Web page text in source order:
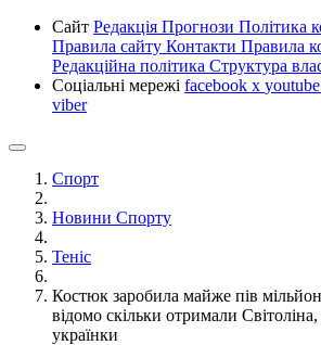
Сайт Редакція Прогнози Політика
Правила сайту Контакти Правила
Редакційна політика Структура
Соціальні мережі facebook x youtube
viber
Спорт
Новини Спорту
Теніс
Костюк заробила майже пів
відомо скільки отримали
українки